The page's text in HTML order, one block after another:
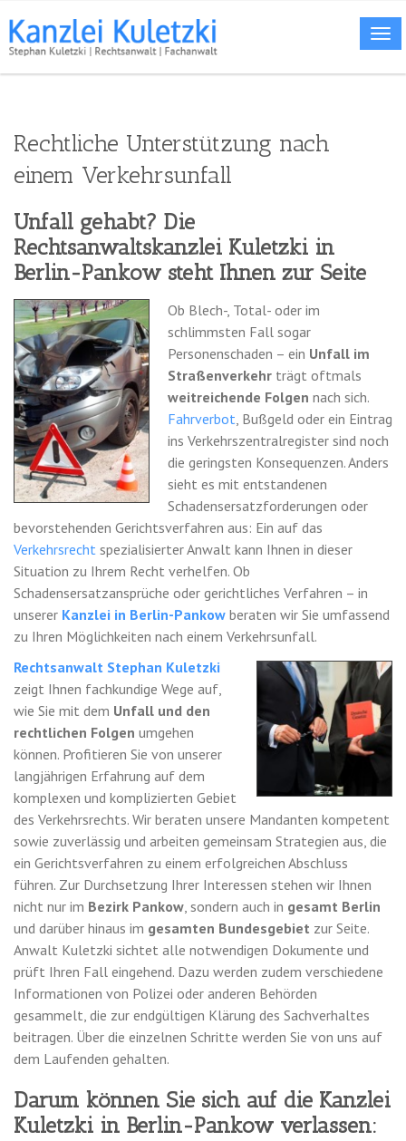
Rechtliche Unterstützung nach
einem Verkehrsunfall
Unfall gehabt? Die
Rechtsanwaltskanzlei Kuletzki in
Berlin-Pankow steht Ihnen zur Seite
Ob Blech-, Total- oder im
schlimmsten Fall sogar
Personenschaden – ein Unfall im
Straßenverkehr trägt oftmals
weitreichende Folgen nach sich.
Fahrverbot, Bußgeld oder ein Eintrag
ins Verkehrszentralregister sind noch
die geringsten Konsequenzen. Anders
sieht es mit entstandenen
Schadensersatzforderungen oder
bevorstehenden Gerichtsverfahren aus: Ein auf das
Verkehrsrecht spezialisierter Anwalt kann Ihnen in dieser
Situation zu Ihrem Recht verhelfen. Ob
Schadensersatzansprüche oder gerichtliches Verfahren – in
unserer Kanzlei in Berlin-Pankow beraten wir Sie umfassend
zu Ihren Möglichkeiten nach einem Verkehrsunfall.
Rechtsanwalt Stephan Kuletzki
zeigt Ihnen fachkundige Wege auf,
wie Sie mit dem Unfall und den
rechtlichen Folgen umgehen
können. Profitieren Sie von unserer
langjährigen Erfahrung auf dem
komplexen und komplizierten Gebiet
des Verkehrsrechts. Wir beraten unsere Mandanten kompetent
sowie zuverlässig und arbeiten gemeinsam Strategien aus, die
ein Gerichtsverfahren zu einem erfolgreichen Abschluss
führen. Zur Durchsetzung Ihrer Interessen stehen wir Ihnen
nicht nur im Bezirk Pankow, sondern auch in gesamt Berlin
und darüber hinaus im gesamten Bundesgebiet zur Seite.
Anwalt Kuletzki sichtet alle notwendigen Dokumente und
prüft Ihren Fall eingehend. Dazu werden zudem verschiedene
Informationen von Polizei oder anderen Behörden
gesammelt, die zur endgültigen Klärung des Sachverhaltes
beitragen. Über die einzelnen Schritte werden Sie von uns auf
dem Laufenden gehalten.
Darum können Sie sich auf die Kanzlei
Kuletzki in Berlin-Pankow verlassen: